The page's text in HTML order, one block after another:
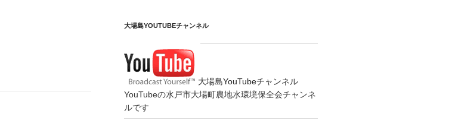
大場島YOUTUBEチャンネル
大場島YouTubeチャンネル
YouTubeの水戸市大場町農地水環境保全会チャンネ
ルです